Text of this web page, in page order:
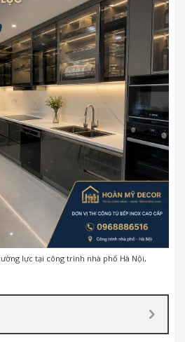
lực tại công trình nhà phố Hà Nội,